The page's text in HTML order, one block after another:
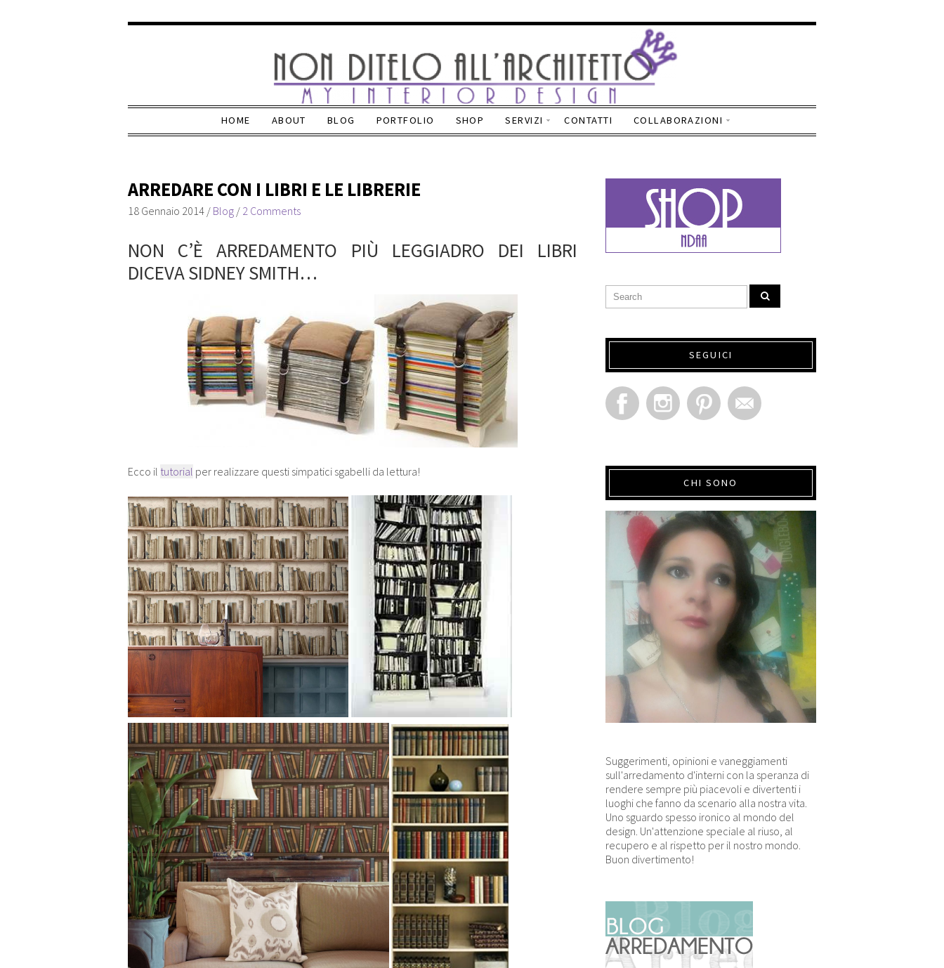
HOME ABOUT BLOG PORTFOLIO SHOP SERVIZI CONTATTI COLLABORAZIONI
ARREDARE CON I LIBRI E LE LIBRERIE
18 Gennaio 2014 / Blog / 2 Comments
NON C’È ARREDAMENTO PIÙ LEGGIADRO DEI LIBRI
DICEVA SIDNEY SMITH…
Ecco il tutorial per realizzare questi simpatici sgabelli da lettura!
SEGUICI
CHI SONO
Suggerimenti, opinioni e vaneggiamenti
sull'arredamento d'interni con la speranza di
rendere sempre più piacevoli e divertenti i
luoghi che fanno da scenario alla nostra vita.
Uno sguardo spesso ironico al mondo del
design. Un'attenzione speciale al riuso, al
recupero e al rispetto per il nostro mondo.
Buon divertimento!